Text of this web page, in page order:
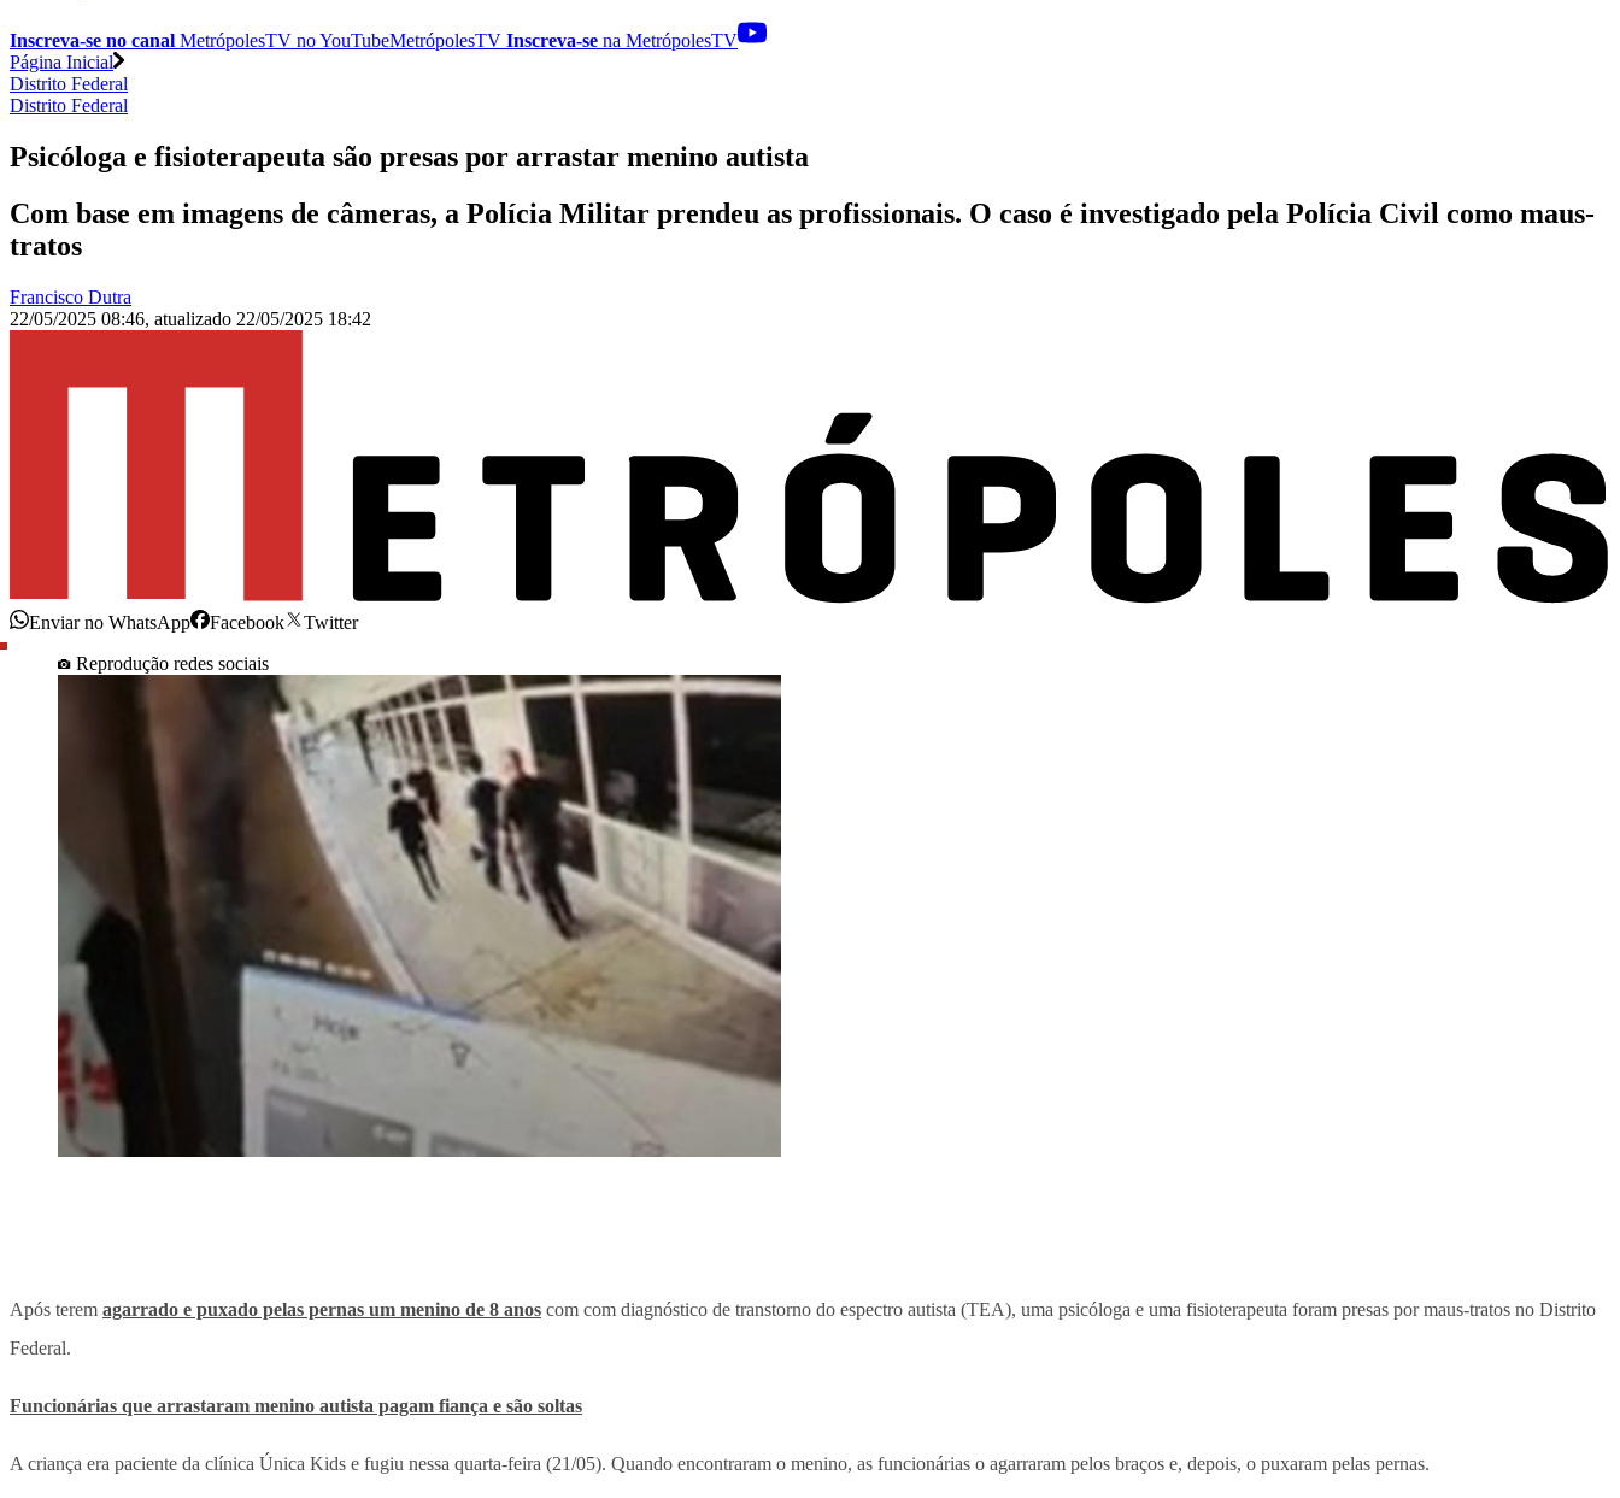
Inscreva-se no canal MetrópolesTV noYouTubeMetrópolesTV Inscreva-se na MetrópolesTV
Página Inicial
Distrito Federal
Distrito Federal
Psicóloga e fisioterapeuta são presas por arrastar menino autista
Com base em imagens de câmeras, a Polícia Militar prendeu as profissionais. O caso é investigado pela Polícia Civil como maus-
tratos
Francisco Dutra
22/05/2025 08:46, atualizado 22/05/2025 18:42
Enviar no WhatsApp Facebook
Twitter
Reprodução redes sociais
Após terem agarrado e puxado pelas pernas um menino de 8 anos com com diagnóstico de transtorno do espectro autista (TEA), uma psicóloga e uma fisioterapeuta foram presas por maus-tratos no Distrito
Federal.
Funcionárias que arrastaram menino autista pagam fiança e são soltas
A criança era paciente da clínica Única Kids e fugiu nessa quarta-feira (21/05). Quando encontraram o menino, as funcionárias o agarraram pelos braços e, depois, o puxaram pelas pernas.